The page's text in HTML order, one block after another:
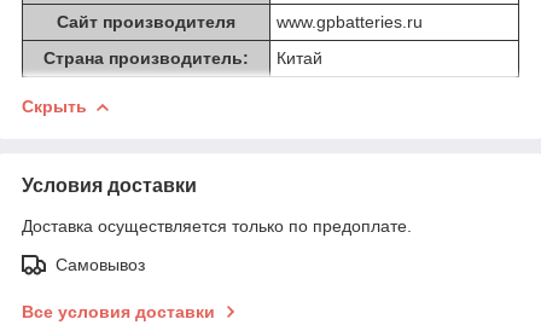
Сайт производителя
www.gpbatteries.ru
Страна производитель:
Китай
Скрыть
Условия доставки
Доставка осуществляется только по предоплате.
Самовывоз
Все условия доставки